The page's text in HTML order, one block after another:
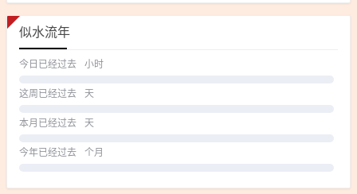
似水流年
今日已经过去 小时
这周已经过去 天
本月已经过去 天
今年已经过去 个月